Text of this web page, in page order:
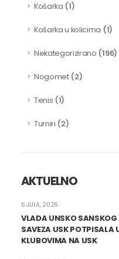
Košarka (1)
Košarka u kolicima (1)
Nekategorizirano (196)
Nogomet(2)
Tenis (1)
Turniri (2)
AKTUELNO
VLADA UNSKO
SAVEZA USK POTPISALA
KLUBOVIMA NA USK
6 JULA, 2026